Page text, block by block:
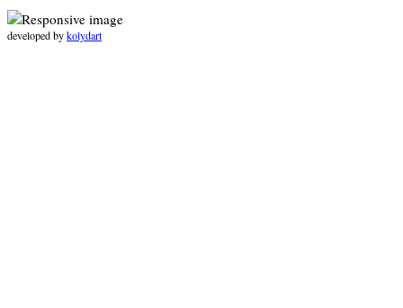
developed bykolydart